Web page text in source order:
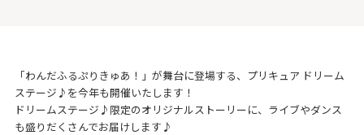
「わんだふるぷりきゅあ！」が舞台に登場する、プリキュア ドリーム
ステージ♪を今年も開催いたします！
ドリームステージ♪限定のオリジナルストーリーに、ライブやダンス
も盛りだくさんでお届けします♪